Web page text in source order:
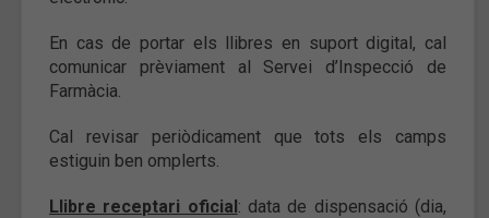
En cas de portar els llibres en suport digital, cal
comunicar prèviament al Servei d’Inspecció de
Farmàcia.
Cal revisar periòdicament que tots els camps
estiguin ben omplerts.
Llibre receptari oficial: data de dispensació (dia,